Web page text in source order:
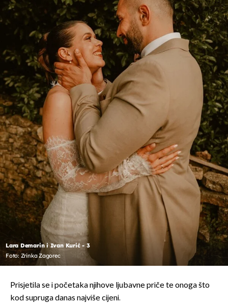
Lara Demarin i Ivan Kurić - 3
Foto: Zrinka Zagorec
Prisjetila se i početaka njihove ljubavne priče te onoga što
kod supruga danas najviše cijeni.